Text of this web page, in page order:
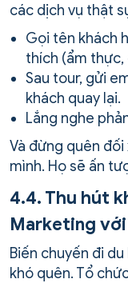
các dịch vụ thật
Gọi tên khách
thích (ẩm thực,
Sau tour, gửi
khách quay lại.
Lắng nghe
Và đừng quên
mình. Họ sẽ ấn
4.4. Thu hút
Marketing
Biến chuyến đi
khó quên. Tổ